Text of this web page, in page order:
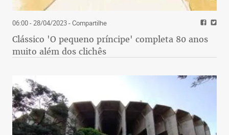
06:00 - 28/04/2023- Compartilhe
Clássico 'O pequeno príncipe' completa 80 anos
muito além dos clichês